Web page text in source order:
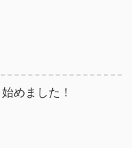
めました！